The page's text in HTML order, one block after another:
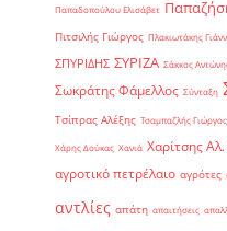
Παπαδοπούλου Ελισάβετ
Πιτσιλής Γιώργος Πλακιωτάκης
ΣΠΥΡΙΔΗΣ ΣΥΡΙΖΑ Σάκκος
Σωκράτης Φάμελλος Σύνταξη
Τσίπρας Αλέξης Τσαμπαζλής Γιώργος
Χάρης Δούκας Χανιά Χαρίτσης Αλ.
αγροτικό πετρέλαιο αγρότες
αντλίες απάτη απαιτήσεις